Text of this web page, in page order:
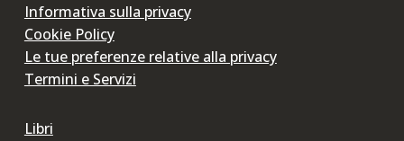
Informativa sulla privacy
Cookie Policy
Le tue preferenze relative alla privacy
Termini e Servizi
Libri